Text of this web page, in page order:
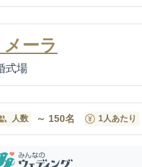
ーラ
式場
人数 ～ 150名 1人あたり